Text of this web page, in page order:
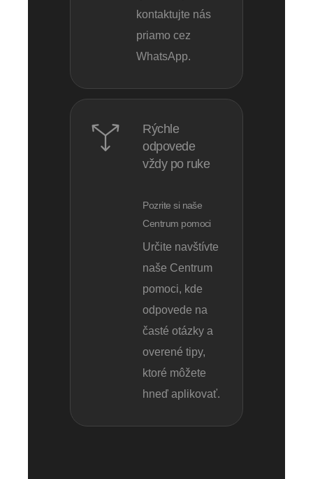
kontaktujte nás
priamo cez
WhatsApp.
Rýchle
odpovede
vždy po ruke
Pozrite si naše
Centrum pomoci
Určite navštívte
naše Centrum
pomoci, kde
odpovede na
časté otázky a
overené tipy,
ktoré môžete
hneď aplikovať.